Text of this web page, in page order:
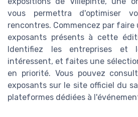
vous permettra d'optimiser
rencontres. Commencez par
exposants présents à cette
Identifiez les entreprises et
intéressent, et faites une
en priorité. Vous pouvez
exposants sur le site officiel du
plateformes dédiées à